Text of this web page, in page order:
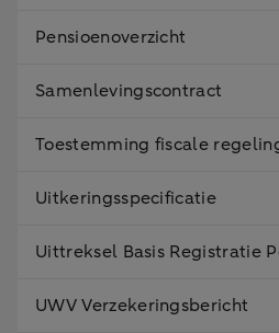
Pensioenoverzicht
Samenlevingscontract
Toestemming fiscale
Uitkeringsspecificatie
Uittreksel Basis Registratie
UWV Verzekeringsbericht